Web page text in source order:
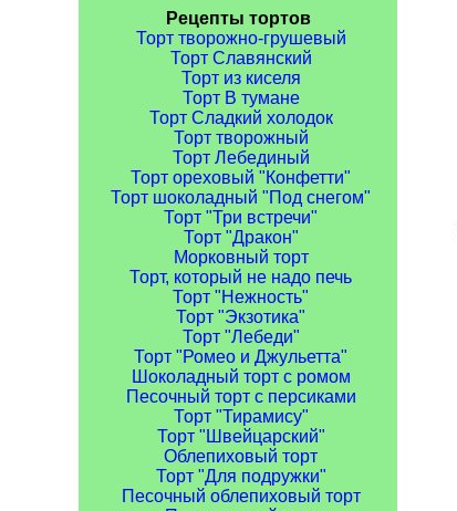
Рецепты тортов
Торт творожно-грушевый
Торт Славянский
Торт из киселя
Торт В тумане
Торт Сладкий холодок
Торт творожный
Торт Лебединый
Торт ореховый "Конфетти"
Торт шоколадный "Под снегом"
Торт "Три встречи"
Торт "Дракон"
Морковный торт
Торт, который не надо печь
Торт "Нежность"
Торт "Экзотика"
Торт "Лебеди"
Торт "Ромео и Джульетта"
Шоколадный торт с ромом
Песочный торт с персиками
Торт "Тирамису"
Торт "Швейцарский"
Облепиховый торт
Торт "Для подружки"
Песочный облепиховый торт